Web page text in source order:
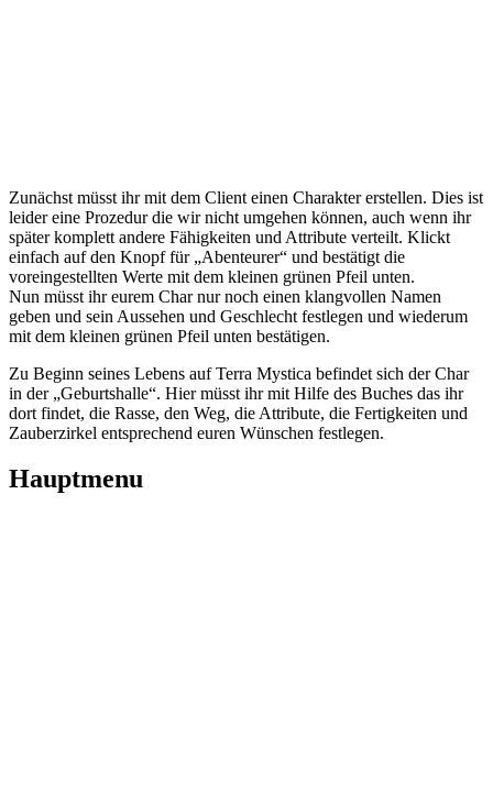
Zunächst müsst ihr mit dem Client einen Charakter erstellen. Dies ist
leider eine Prozedur die wir nicht umgehen können, auch wenn ihr
später komplett andere Fähigkeiten und Attribute verteilt. Klickt
einfach auf den Knopf für „Abenteurer“ und bestätigt die
voreingestellten Werte mit dem kleinen grünen Pfeil unten.
Nun müsst ihr eurem Char nur noch einen klangvollen Namen
geben und sein Aussehen und Geschlecht festlegen und wiederum
mit dem kleinen grünen Pfeil unten bestätigen.
Zu Beginn seines Lebens auf Terra Mystica befindet sich der Char
in der „Geburtshalle“. Hier müsst ihr mit Hilfe des Buches das ihr
dort findet, die Rasse, den Weg, die Attribute, die Fertigkeiten und
Zauberzirkel entsprechend euren Wünschen festlegen.
Hauptmenu